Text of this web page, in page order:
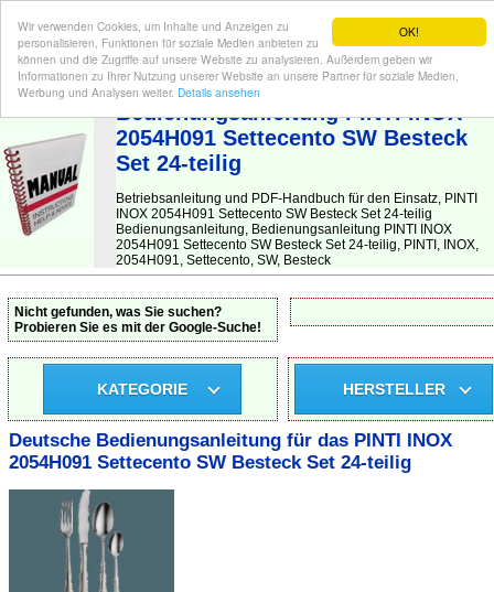
OK!
Wir verwenden Cookies, um Inhalte und Anzeigen zu
personalisieren, Funktionen für soziale Medien anbieten zu
können und die Zugriffe auf unsere Website zu analysieren. Außerdem geben wir
Informationen zu Ihrer Nutzung unserer Website an unsere Partner für soziale Medien,
Werbung und Analysen weiter. Details ansehen
BEDIENUNGSANLEITUNG| Hier finden Sie die deutsche Anleitung!
Bedienungsanleitung PINTI INOX
2054H091 Settecento SW Besteck
Set 24-teilig
Betriebsanleitung und PDF-Handbuch für den Einsatz, PINTI
INOX 2054H091 Settecento SW Besteck Set 24-teilig
Bedienungsanleitung, Bedienungsanleitung PINTI INOX
2054H091 Settecento SW Besteck Set 24-teilig, PINTI, INOX,
2054H091, Settecento, SW, Besteck
Nicht gefunden, was Sie suchen?
Probieren Sie es mit der Google-Suche!
KATEGORIE HERSTELLER
Deutsche Bedienungsanleitung für das PINTI INOX
2054H091 Settecento SW Besteck Set 24-teilig